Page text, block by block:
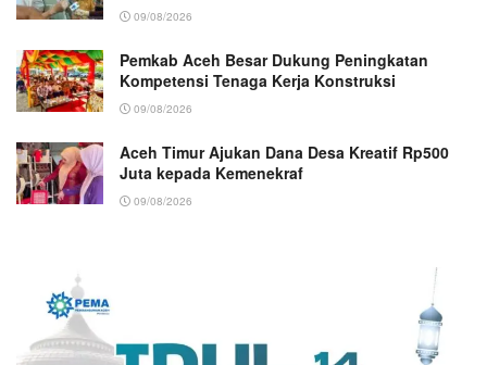
09/08/2026
Pemkab Aceh Besar Dukung Peningkatan
Kompetensi Tenaga Kerja Konstruksi
09/08/2026
Aceh Timur Ajukan Dana Desa Kreatif Rp500
Juta kepada Kemenekraf
09/08/2026